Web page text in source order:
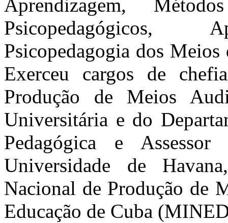
Aprendizagem,
Psicopedagógicos,
Psicopedagogia dos
Exerceu cargos de
Produção de Meios
Universitária e do
Pedagógica e
Universidade de
Nacional de Produção de
Educação de Cuba